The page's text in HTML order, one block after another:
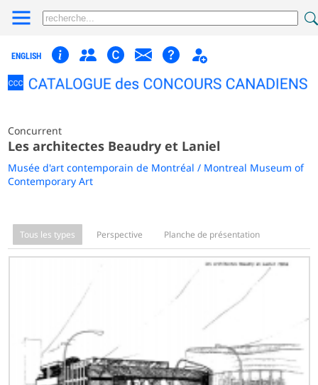
ENGLISH
Concurrent
Les architectes Beaudry et Laniel
Musée d'art contemporain de Montréal / Montreal Museum of
Contemporary Art
Tous les types Perspective Planche de présentation